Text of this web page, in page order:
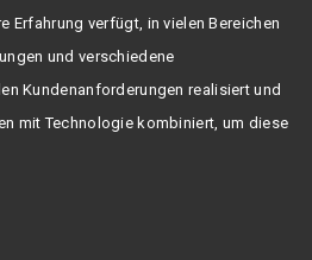
Erfahrung verfügt, in vielen Bereichen
und verschiedene
Kundenanforderungen realisiert und
mit Technologie kombiniert, um diese